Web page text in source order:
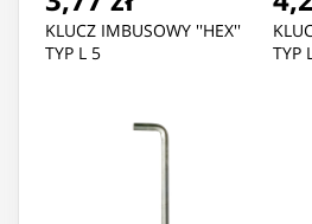
KLUCZ IMBUSOWY ''HEX''
TYP L 5
TYP